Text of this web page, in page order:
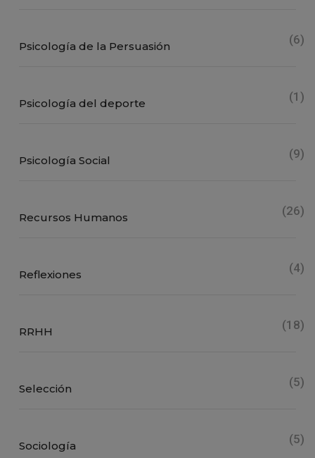
Psicología de la Persuasión (6)
Psicología del deporte (1)
Psicología Social (9)
Recursos Humanos (26)
Reflexiones (4)
RRHH (18)
Selección (5)
Sociología (5)